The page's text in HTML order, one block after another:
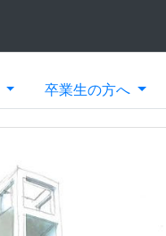
卒業生の方へ